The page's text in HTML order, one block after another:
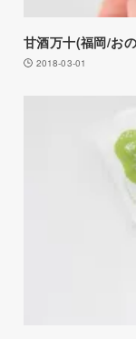
甘酒万十(福岡/お
2018-03-01